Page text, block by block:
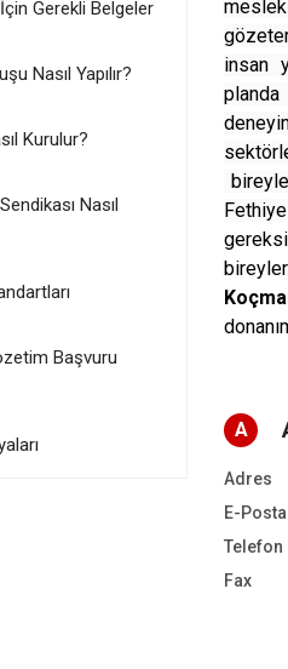
Gerekli Belgeler
Nasıl Yapılır?
Kurulur?
Nasıl
Başvuru
insan
A
Adres
E-Posta
Telefon
Fax